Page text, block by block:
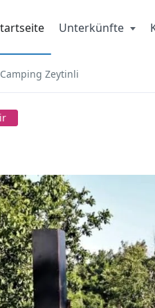
Unterkünfte
Zeytinli